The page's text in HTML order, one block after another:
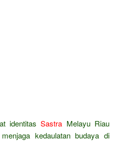
identitasSastra Melayu Riau
kedaulatan budaya di